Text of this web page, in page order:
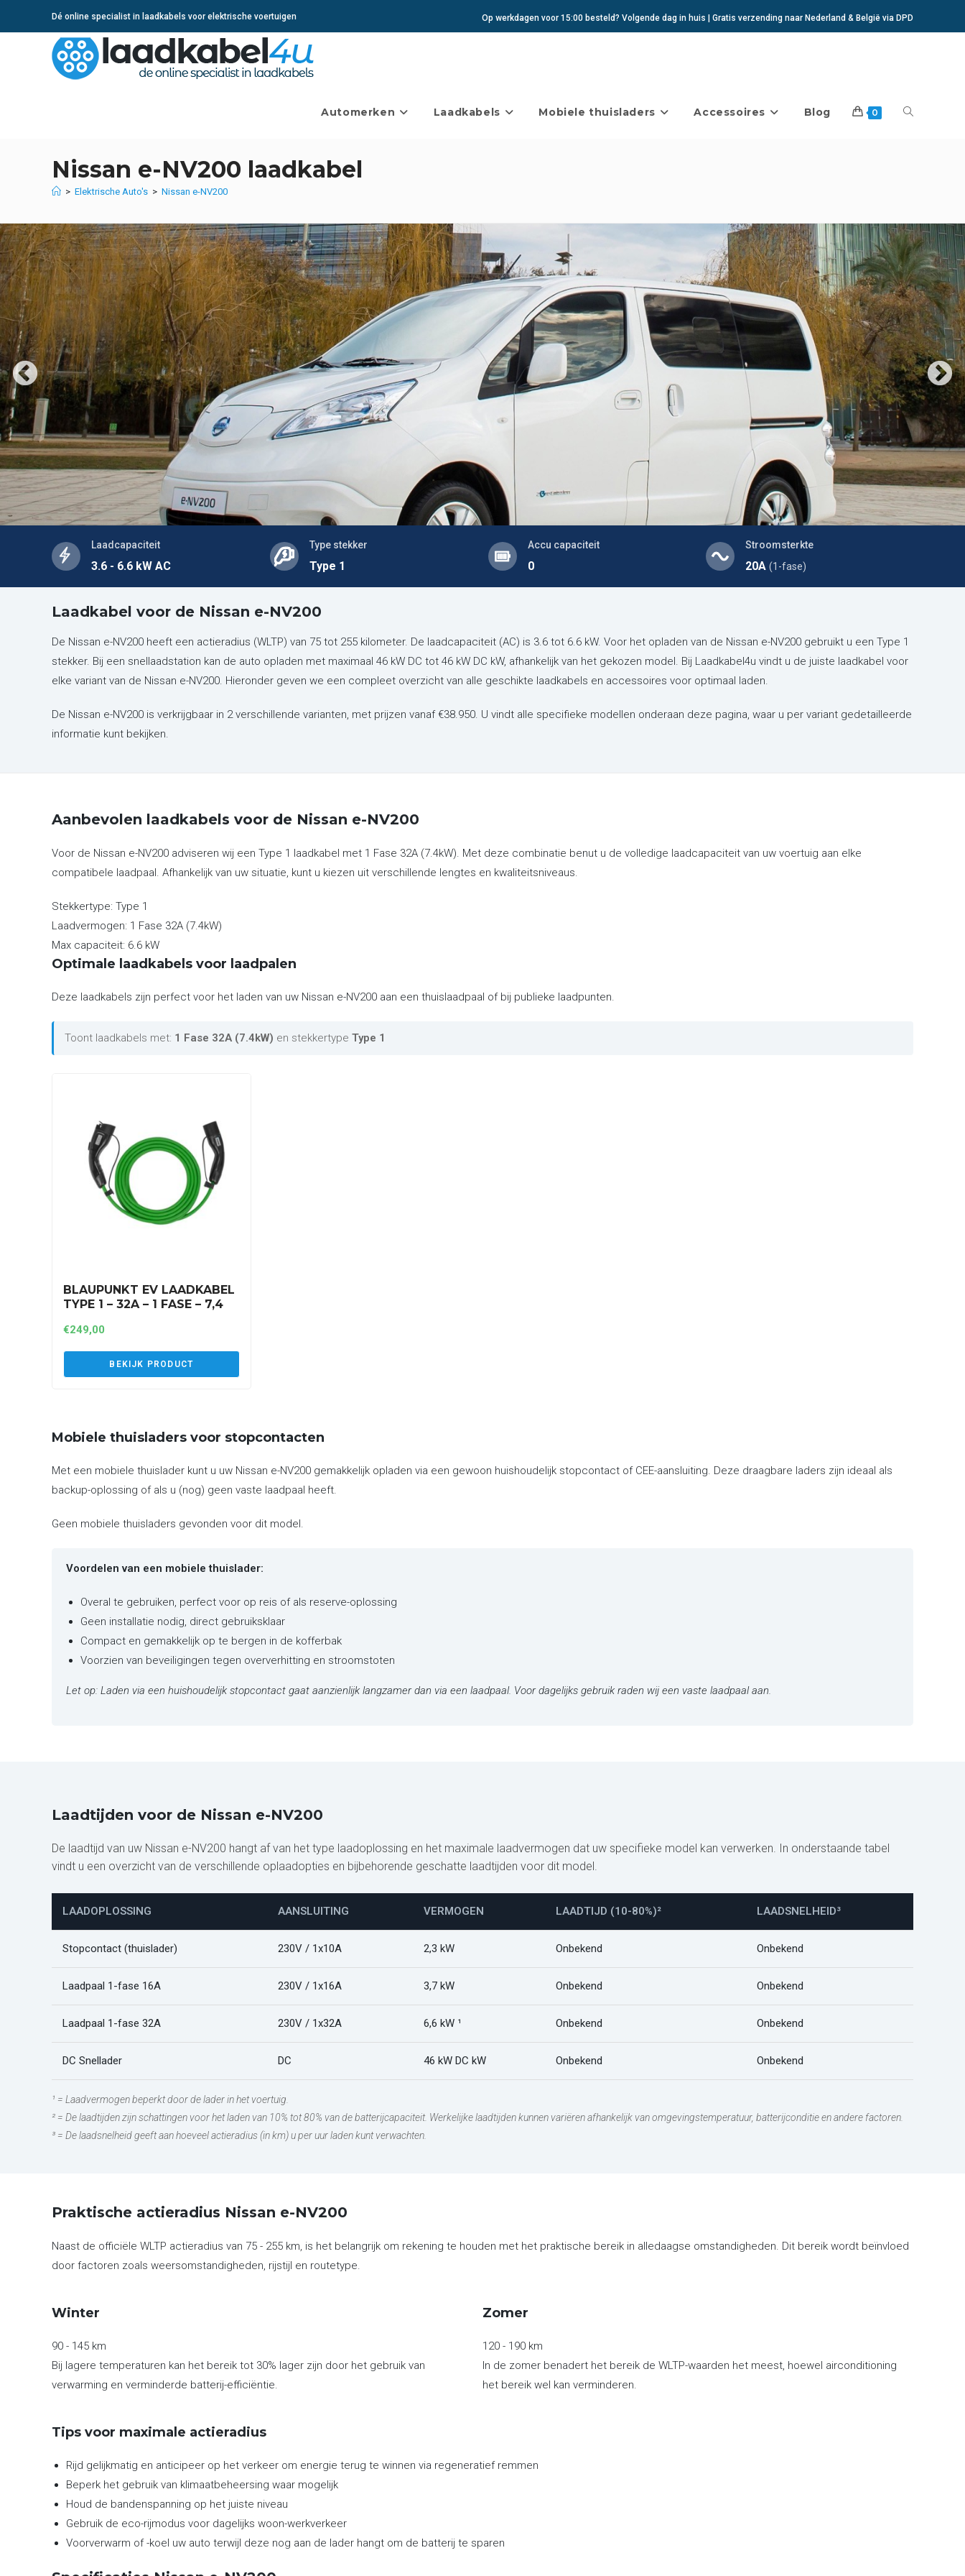
Dé online specialist in laadkabels voor elektrische voertuigen Op werkdagen voor 15:00 besteld? Volgende dag in huis | Gratis verzending naar Nederland & België via DPD
Automerken Laadkabels Mobiele thuisladers Accessoires Blog 0 Toggle
Nissan e-NV200 laadkabel
> Elektrische Auto's > Nissan e-NV200
Laadcapaciteit
3.6 - 6.6 kW AC
Type stekker
Type 1
Accu capaciteit
0
Stroomsterkte
20A(1-fase)
Laadkabel voor de Nissan e-NV200
De Nissan e-NV200 heeft een actieradius (WLTP) van 75 tot 255 kilometer. De laadcapaciteit (AC) is 3.6 tot 6.6 kW. Voor het opladen van de Nissan e-NV200 gebruikt u een Type 1
stekker. Bij een snellaadstation kan de auto opladen met maximaal 46 kW DC tot 46 kW DC kW, afhankelijk van het gekozen model. Bij Laadkabel4u vindt u de juiste laadkabel voor
elke variant van de Nissan e-NV200. Hieronder geven we een compleet overzicht van alle geschikte laadkabels en accessoires voor optimaal laden.
De Nissan e-NV200 is verkrijgbaar in 2 verschillende varianten, met prijzen vanaf €38.950. U vindt alle specifieke modellen onderaan deze pagina, waar u per variant gedetailleerde
informatie kunt bekijken.
Aanbevolen laadkabels voor de Nissan e-NV200
Voor de Nissan e-NV200 adviseren wij een Type 1 laadkabel met 1 Fase 32A (7.4kW). Met deze combinatie benut u de volledige laadcapaciteit van uw voertuig aan elke
compatibele laadpaal. Afhankelijk van uw situatie, kunt u kiezen uit verschillende lengtes en kwaliteitsniveaus.
Stekkertype: Type 1
Laadvermogen: 1 Fase 32A (7.4kW)
Max capaciteit: 6.6 kW
Optimale laadkabels voor laadpalen
Deze laadkabels zijn perfect voor het laden van uw Nissan e-NV200 aan een thuislaadpaal of bij publieke laadpunten.
Toont laadkabels met: 1 Fase 32A (7.4kW) en stekkertype Type 1
BLAUPUNKT EV LAADKABEL
TYPE 1 – 32A – 1 FASE – 7,4
€249,00
BEKIJK PRODUCT
Mobiele thuisladers voor stopcontacten
Met een mobiele thuislader kunt u uw Nissan e-NV200 gemakkelijk opladen via een gewoon huishoudelijk stopcontact of CEE-aansluiting. Deze draagbare laders zijn ideaal als
backup-oplossing of als u (nog) geen vaste laadpaal heeft.
Geen mobiele thuisladers gevonden voor dit model.
Voordelen van een mobiele thuislader:
Overal te gebruiken, perfect voor op reis of als reserve-oplossing
Geen installatie nodig, direct gebruiksklaar
Compact en gemakkelijk op te bergen in de kofferbak
Voorzien van beveiligingen tegen oververhitting en stroomstoten
Let op: Laden via een huishoudelijk stopcontact gaat aanzienlijk langzamer dan via een laadpaal. Voor dagelijks gebruik raden wij een vaste laadpaal aan.
Laadtijden voor de Nissan e-NV200
De laadtijd van uw Nissan e-NV200 hangt af van het type laadoplossing en het maximale laadvermogen dat uw specifieke model kan verwerken. In onderstaande tabel
vindt u een overzicht van de verschillende oplaadopties en bijbehorende geschatte laadtijden voor dit model.
LAADOPLOSSING AANSLUITING VERMOGEN LAADTIJD (10-80%)² LAADSNELHEID³
Stopcontact (thuislader) 230V / 1x10A 2,3 kW Onbekend Onbekend
Laadpaal 1-fase 16A 230V / 1x16A 3,7 kW Onbekend Onbekend
Laadpaal 1-fase 32A 230V / 1x32A 6,6 kW ¹ Onbekend Onbekend
DC Snellader DC 46 kW DC kW Onbekend Onbekend
¹ = Laadvermogen beperkt door de lader in het voertuig.
² = De laadtijden zijn schattingen voor het laden van 10% tot 80% van de batterijcapaciteit. Werkelijke laadtijden kunnen variëren afhankelijk van omgevingstemperatuur, batterijconditie en andere factoren.
³ = De laadsnelheid geeft aan hoeveel actieradius (in km) u per uur laden kunt verwachten.
Praktische actieradius Nissan e-NV200
Naast de officiële WLTP actieradius van 75 - 255 km, is het belangrijk om rekening te houden met het praktische bereik in alledaagse omstandigheden. Dit bereik wordt beïnvloed
door factoren zoals weersomstandigheden, rijstijl en routetype.
Winter
90 - 145 km
Bij lagere temperaturen kan het bereik tot 30% lager zijn door het gebruik van
verwarming en verminderde batterij-efficiëntie.
Zomer
120 - 190 km
In de zomer benadert het bereik de WLTP-waarden het meest, hoewel airconditioning
het bereik wel kan verminderen.
Tips voor maximale actieradius
Rijd gelijkmatig en anticipeer op het verkeer om energie terug te winnen via regeneratief remmen
Beperk het gebruik van klimaatbeheersing waar mogelijk
Houd de bandenspanning op het juiste niveau
Gebruik de eco-rijmodus voor dagelijks woon-werkverkeer
Voorverwarm of -koel uw auto terwijl deze nog aan de lader hangt om de batterij te sparen